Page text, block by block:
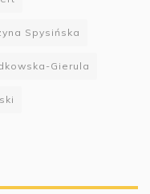
Spysińska
Gierula